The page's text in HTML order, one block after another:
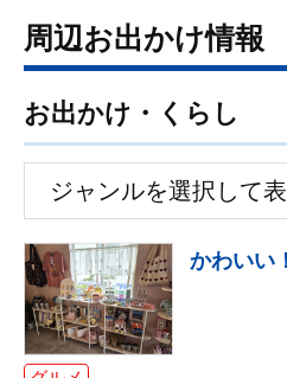
周辺お出かけ情報
お出かけ・くらし
かわいい